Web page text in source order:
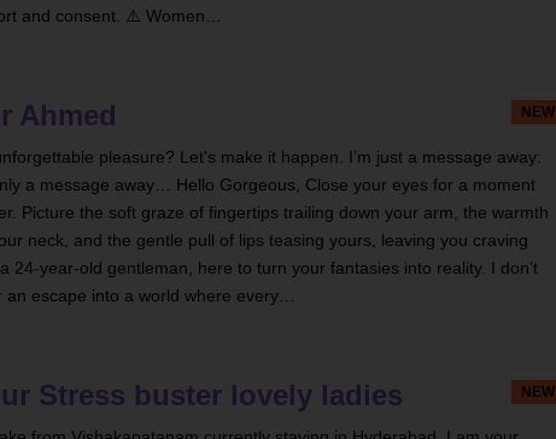
and consent. ⚠️ Women…
NEW
Ahmed
pleasure? Let's make it happen. I’m just a message away:
a message away… Hello Gorgeous, Close your eyes for a moment
Picture the soft graze of fingertips trailing down your arm, the warmth
neck, and the gentle pull of lips teasing yours, leaving you craving
24-year-old gentleman, here to turn your fantasies into reality. I don’t
escape into a world where every…
NEW
Stress buster lovely ladies